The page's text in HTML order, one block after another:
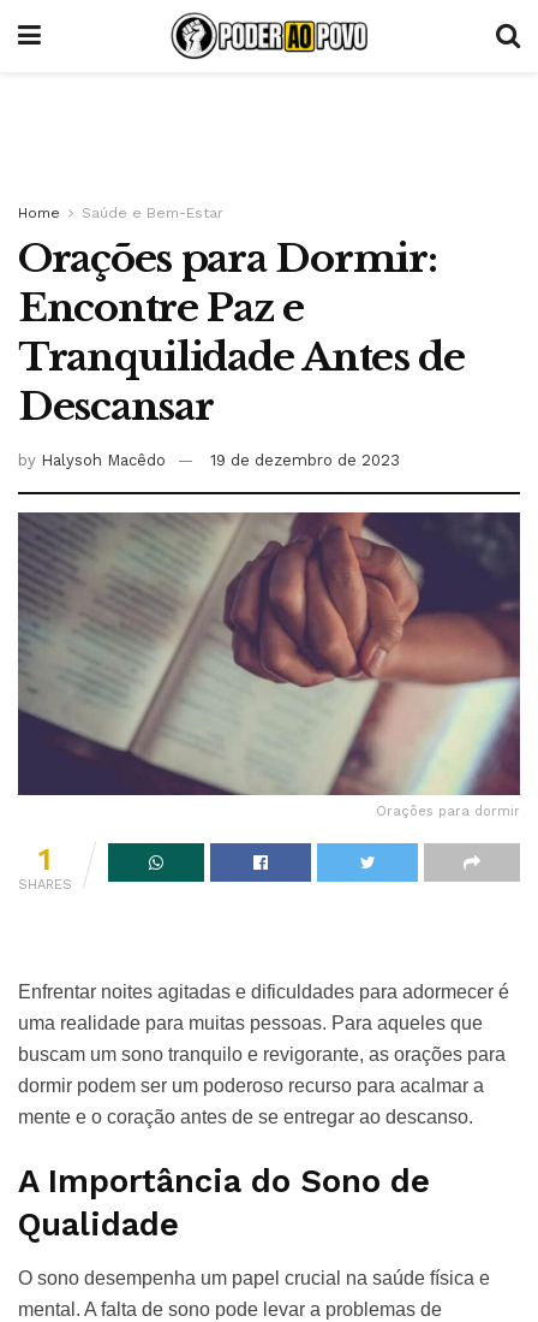
Home Saúde e Bem-Estar
Orações para Dormir:
Encontre Paz e
Tranquilidade Antes de
Descansar
by Halysoh Macêdo 19 de dezembro de 2023
Orações para dormir
1
SHARES
Enfrentar noites agitadas e dificuldades para adormecer é
uma realidade para muitas pessoas. Para aqueles que
buscam um sono tranquilo e revigorante, as orações para
dormir podem ser um poderoso recurso para acalmar a
mente e o coração antes de se entregar ao descanso.
A Importância do Sono de
Qualidade
O sono desempenha um papel crucial na saúde física e
mental. A falta de sono pode levar a problemas de